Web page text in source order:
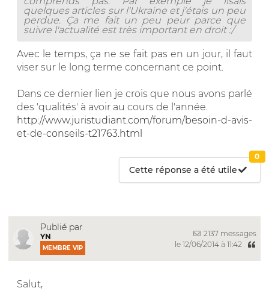
quelques articles sur l'Ukraine et j'étais un peu
perdue. Ça me fait un peu peur parce que
suivre l'actualité est très important en droit :/
Avec le temps, ça ne se fait pas en un jour, il faut
viser sur le long terme concernant ce point.
Dans ce dernier lien je crois que nous avons parlé
des 'qualités' à avoir au cours de l'année.
http://www.juristudiant.com/forum/besoin-d-avis-
et-de-conseils-t21763.html
Cette réponse a été utile
0
Publié par
YN
MEMBRE VIP
2137 messages
le 12/06/2014 à 11:42
Salut,